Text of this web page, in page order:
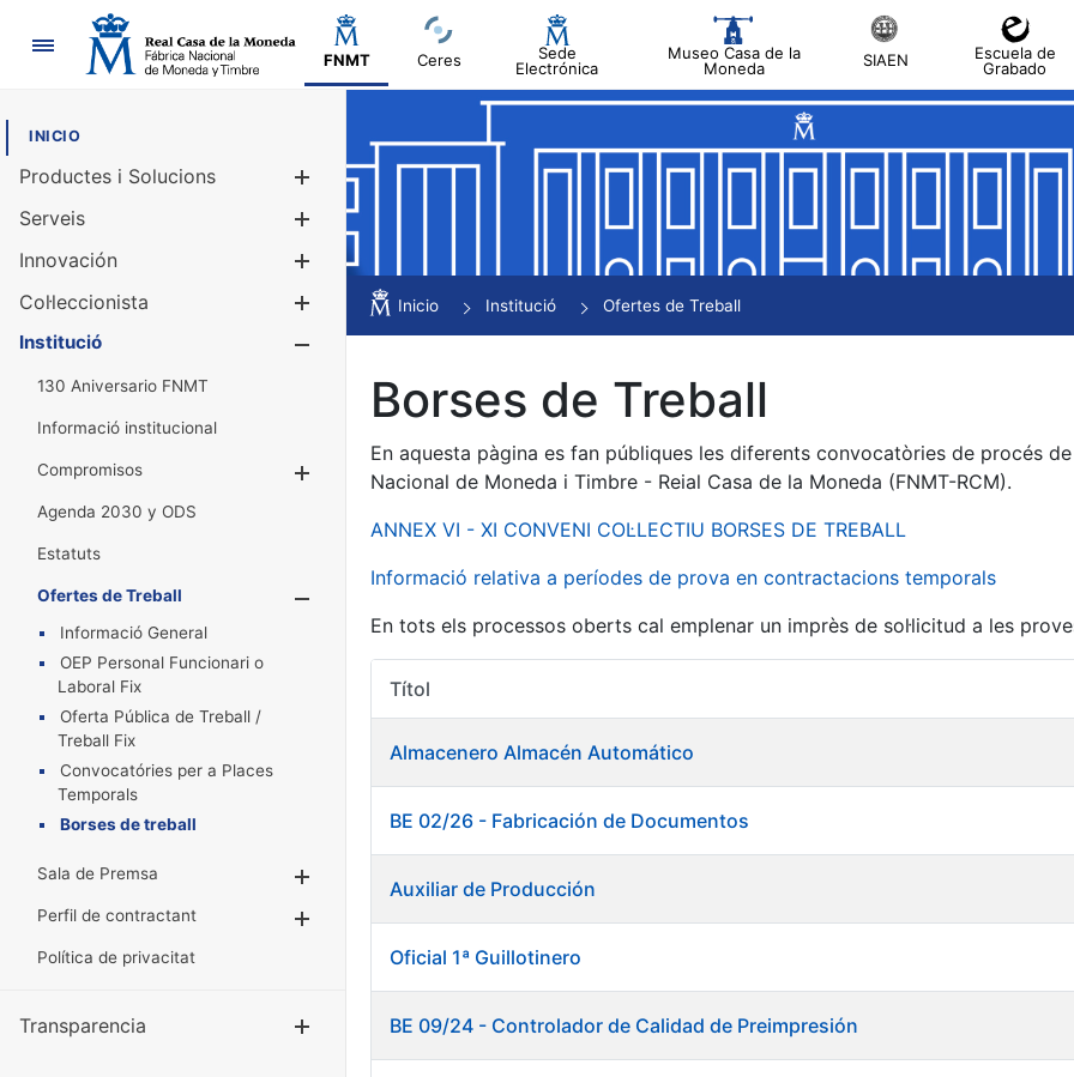
Navegació
FNMT Ceres
Sede
Electrónica
Museo Casa de la
Moneda
SIAEN
Escuela de
Grabado
INICIO
Productes i Solucions
Mostra/Amaga
Serveis
Innovación
Col·leccionista
Mostra/Amaga
Institució
130 Aniversario FNMT
Informació institucional
Compromisos
Mostra/Amaga
Agenda 2030 y ODS
Estatuts
Ofertes de Treball
Informació General
OEP Personal Funcionari o
Laboral Fix
Oferta Pública de Treball /
Treball Fix
Convocatóries per a Places
Temporals
Borses de treball
Sala de Premsa
Perfil de contractant
Política de privacitat
Transparencia Mostra/Amaga
Inicio Institució Ofertes de Treball
Borses de Treball
En aquesta pàgina es fan públiques les diferents convocatòries de procés
Nacional de Moneda i Timbre - Reial Casa de la Moneda (FNMT-RCM).
ANNEX VI - XI CONVENI COL·LECTIU BORSES DE TREBALL
Informació relativa a períodes de prova en contractacions temporals
En tots els processos oberts cal emplenar un imprès de sol·licitud a les
Títol
Almacenero Almacén Automático
BE 02/26 - Fabricación de Documentos
Auxiliar de Producción
Oficial 1ª Guillotinero
BE 09/24 - Controlador de Calidad de Preimpresión